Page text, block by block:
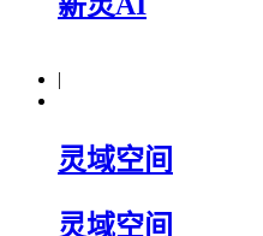
|
灵域空间
灵域空间